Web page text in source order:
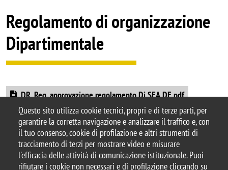
Questo sito utilizza cookie tecnici, propri e di terze parti, per
garantire la corretta navigazione e analizzare il traffico e, con
il tuo consenso, cookie di profilazione e altri strumenti di
tracciamento di terzi per mostrare video e misurare
l'efficacia delle attività di comunicazione istituzionale. Puoi
rifiutare i cookie non necessari e di profilazione cliccando su
Regolamento di organizzazione
Dipartimentale
Document
DR_Reg. approvazione regolamento Di.SEA.DE.pdf
© 2026 Università degli Studi di Milano-Bicocca
Piazza dell'Ateneo Nuovo, 1 - 20126, Milano